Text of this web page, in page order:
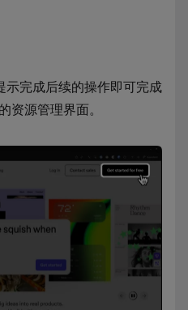
示完成后续的操作即可完成
资源管理界面。